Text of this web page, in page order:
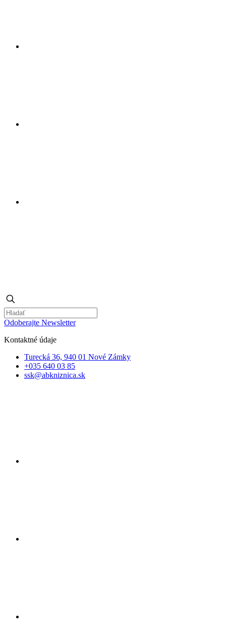
Odoberajte Newsletter
Kontaktné údaje
Turecká 36, 940 01 Nové Zámky
+035 640 03 85
ssk@abkniznica.sk